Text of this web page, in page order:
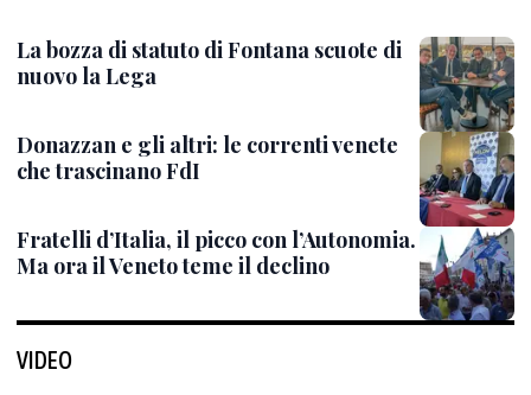
La bozza di statuto di Fontana scuote di
nuovo la Lega
Donazzan e gli altri: le correnti venete
che trascinano FdI
Fratelli d’Italia, il picco con l’Autonomia.
Ma ora il Veneto teme il declino
VIDEO